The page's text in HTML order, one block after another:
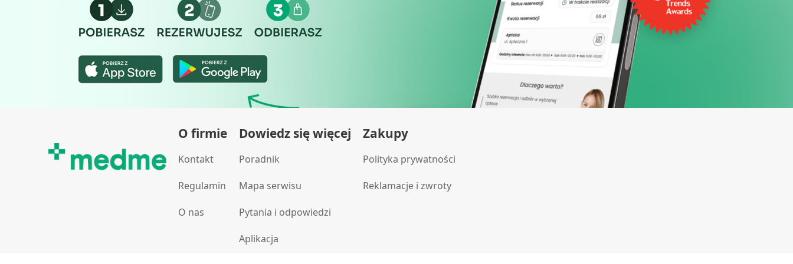
O firmie
Kontakt
Regulamin
O nas
Dowiedz się więcej
Poradnik
Mapa serwisu
Pytania i odpowiedzi
Aplikacja
Zakupy
Polityka prywatności
Reklamacje i zwroty